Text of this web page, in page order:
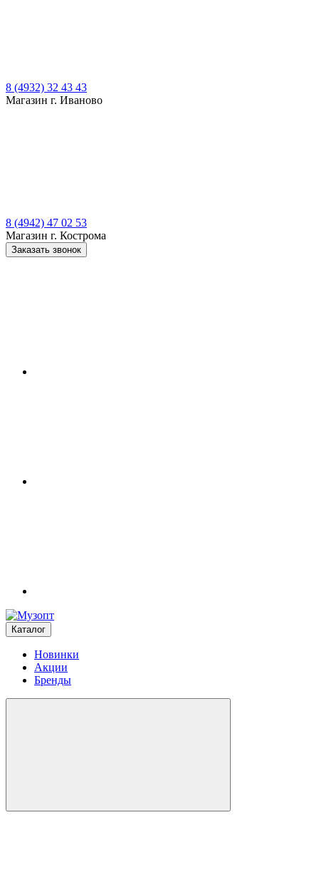
8 (4932) 32 43 43
Магазин г. Иваново
8 (4942) 47 02 53
Магазин г. Кострома
Заказать звонок
Каталог
Новинки
Акции
Бренды